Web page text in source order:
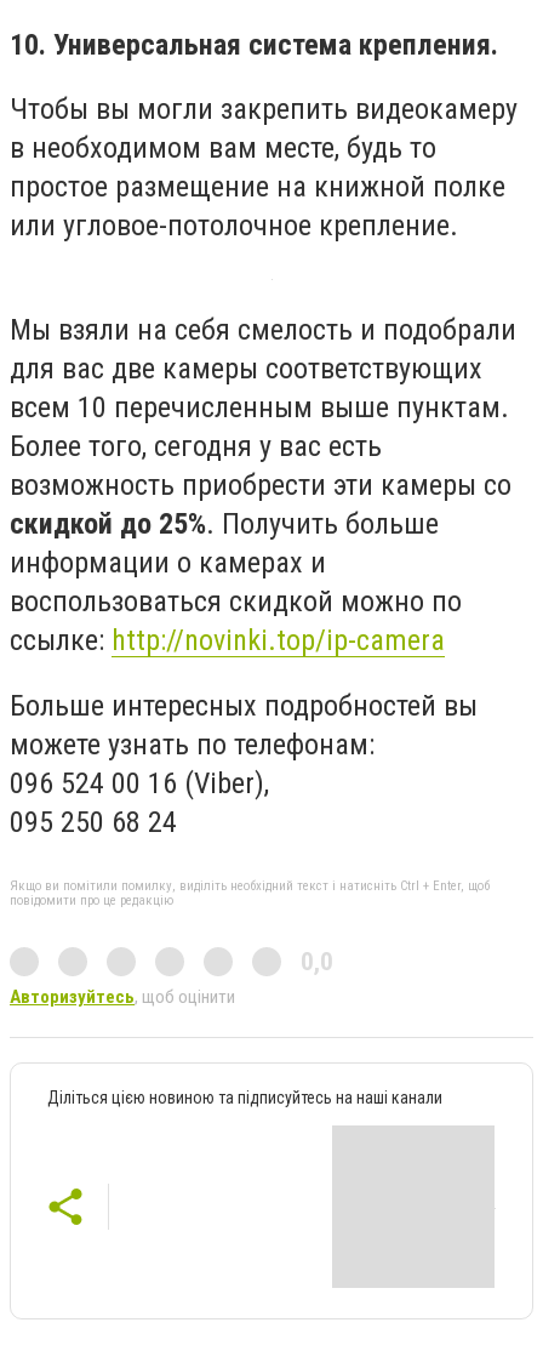
10. Универсальная система крепления.
Чтобы вы могли закрепить видеокамеру
в необходимом вам месте, будь то
простое размещение на книжной полке
или угловое-потолочное крепление.
Мы взяли на себя смелость и подобрали
для вас две камеры соответствующих
всем 10 перечисленным выше пунктам.
Более того, сегодня у вас есть
возможность приобрести эти камеры со
скидкой до 25%. Получить больше
информации о камерах и
воспользоваться скидкой можно по
ссылке: http://novinki.top/ip-camera
Больше интересных подробностей вы
можете узнать по телефонам:
096 524 00 16 (Viber),
095 250 68 24
Якщо ви помітили помилку, виділіть необхідний текст і натисніть Ctrl + Enter, щоб
повідомити про це редакцію
0,0
Авторизуйтесь, щоб оцінити
Діліться цією новиною та підписуйтесь на наші канали